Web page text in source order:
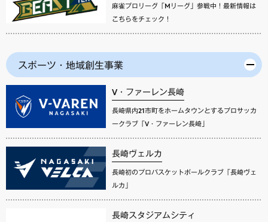
麻雀プロリーグ「Mリーグ」参戦中！最新情報は
こちらをチェック！
スポーツ・地域創生事業
V・ファーレン長崎
長崎県内21市町をホームタウンとするプロサッカ
ークラブ「V・ファーレン長崎」
長崎ヴェルカ
長崎初のプロバスケットボールクラブ「長崎ヴェ
ルカ」
長崎スタジアムシティ